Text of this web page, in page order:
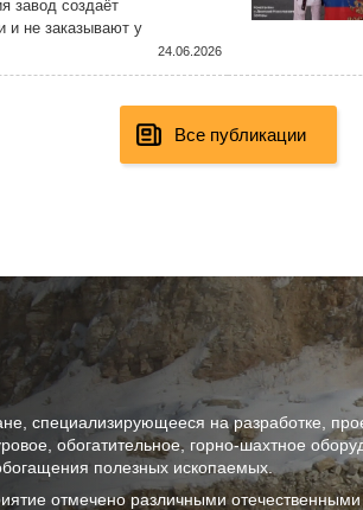
завод создаёт
и не заказывают у
использованием самых24.06.2026
Все публикации
специализирующееся на разработке,
обогатительное, горно-шахтное
полезных ископаемых.
отмечено различными